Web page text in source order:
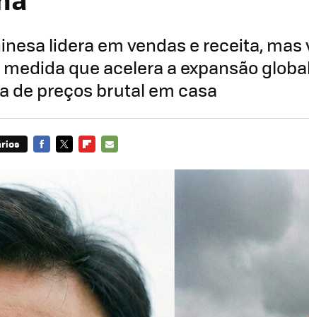
lidera em vendas e receita, mas
que acelera a expansão
de preços brutal em casa